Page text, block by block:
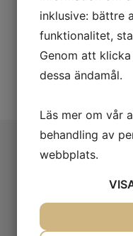
kollegor i
möjligheter och
God Jul & Gott
VÅRA TJÄNSTER
Projektering
Projektledning
inklusive: bättre
funktionalitet,
Genom att
dessa ändamål.
Läs mer om vår
behandling av
webbplats.